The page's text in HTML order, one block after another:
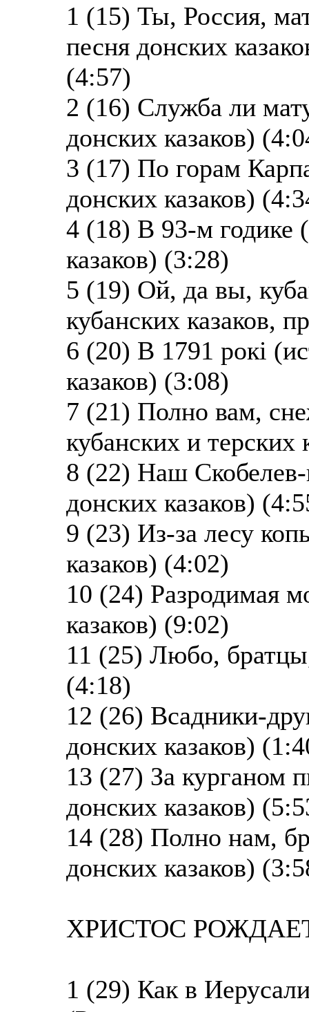
1 (15) Ты, Россия,
песня донских
(4:57)
2 (16) Служба ли
донских казаков)
3 (17) По горам
донских казаков)
4 (18) В 93-м годике
казаков) (3:28)
5 (19) Ой, да вы,
кубанских казаков,
6 (20) В 1791 рокi
казаков) (3:08)
7 (21) Полно вам,
кубанских и терских
8 (22) Наш Скобелев-
донских казаков)
9 (23) Из-за лесу
казаков) (4:02)
10 (24) Разродимая
казаков) (9:02)
11 (25) Любо,
(4:18)
12 (26) Всадники-
донских казаков)
13 (27) За курганом
донских казаков)
14 (28) Полно нам,
донских казаков)
ХРИСТОС
1 (29) Как в